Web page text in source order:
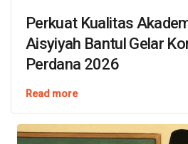
Perkuat Kualitas
Aisyiyah Bantul Gelar
Perdana 2026
Read more